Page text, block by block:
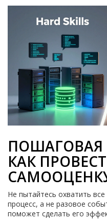
ПОШАГОВАЯ
КАК
Не пытайтесь охватить
процесс, а не разовое
поможет сделать его